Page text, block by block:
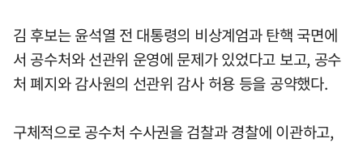
김 후보는 윤석열 전 대통령의 비상계엄과 탄핵 국면에
서 공수처와 선관위 운영에 문제가 있었다고 보고, 공수
처 폐지와 감사원의 선관위 감사 허용 등을 공약했다.
구체적으로 공수처 수사권을 검찰과 경찰에 이관하고,